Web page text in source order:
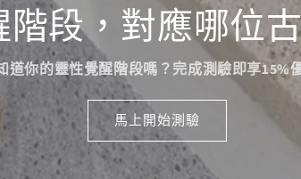
段，對應哪位
道你的靈性覺醒階段嗎？完成測驗即享15%
馬上開始測驗